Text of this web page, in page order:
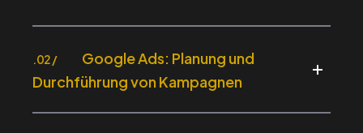
.02 /
Google Ads: Planung und
Durchführung von Kampagnen